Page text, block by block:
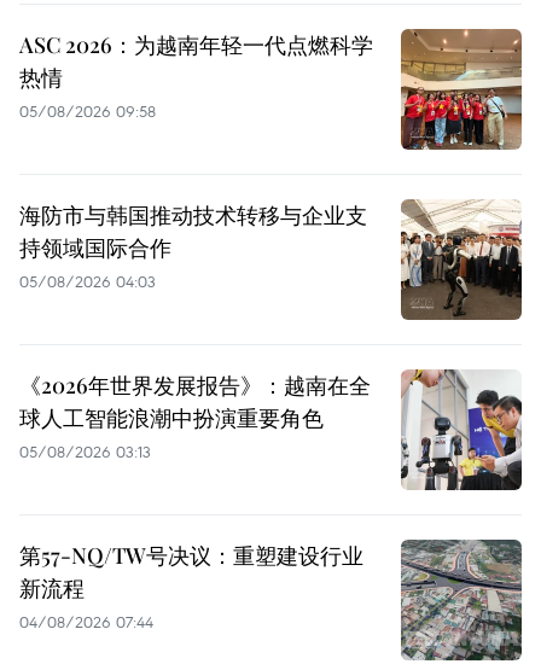
ASC 2026：为越南年轻一代点燃科学
热情
05/08/2026 09:58
海防市与韩国推动技术转移与企业支
持领域国际合作
05/08/2026 04:03
《2026年世界发展报告》：越南在全
球人工智能浪潮中扮演重要角色
05/08/2026 03:13
第57-NQ/TW号决议：重塑建设行业
新流程
04/08/2026 07:44